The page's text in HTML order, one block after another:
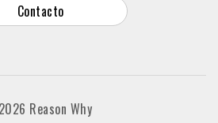
Contacto
Reason Why